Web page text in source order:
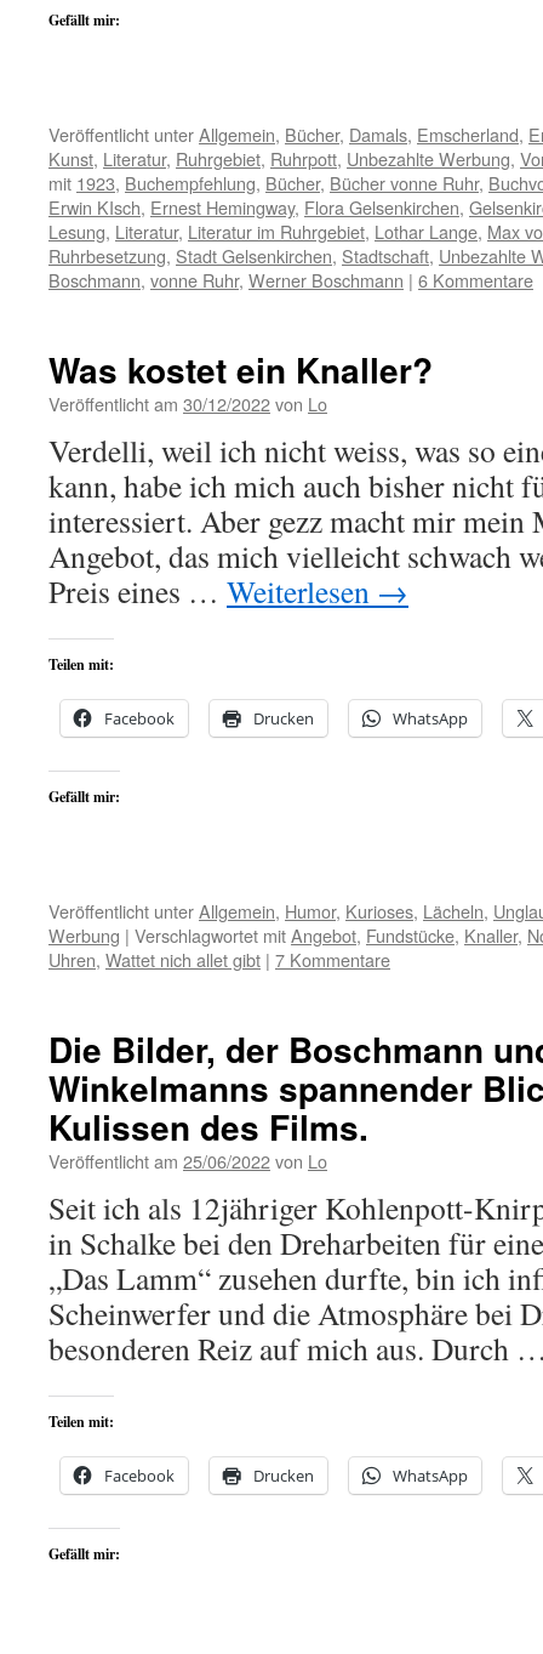
Gefällt mir:
Veröffentlicht unterAllgemein, Bücher, Damals, Emscherland,
Kunst, Literatur, Ruhrgebiet, Ruhrpott, Unbezahlte Werbung,
mit 1923, Buchempfehlung, Bücher, Bücher vonne Ruhr,
Erwin KIsch, Ernest Hemingway, Flora Gelsenkirchen,
Lesung, Literatur, Literatur im Ruhrgebiet, Lothar Lange, Max
Ruhrbesetzung, Stadt Gelsenkirchen, Stadtschaft, Unbezahlte
Boschmann, vonne Ruhr, Werner Boschmann | 6 Kommentare
Was kostet ein Knaller?
Veröffentlicht am 30/12/2022von Lo
Verdelli, weil ich nicht weiss, was so
kann, habe ich mich auch bisher nicht
interessiert. Aber gezz macht mir
Angebot, das mich vielleicht schwach
Preis eines … Weiterlesen →
Teilen mit:
Facebook Drucken WhatsApp
Gefällt mir:
Veröffentlicht unterAllgemein, Humor, Kurioses, Lächeln,
Werbung | Verschlagwortet mitAngebot, Fundstücke, Knaller,
Uhren, Wattet nich allet gibt | 7 Kommentare
Die Bilder, der Boschmann
Winkelmanns spannender
Kulissen des Films.
Veröffentlicht am 25/06/2022von Lo
Seit ich als 12jähriger Kohlenpott-
in Schalke bei den Dreharbeiten für
„Das Lamm“ zusehen durfte, bin ich
Scheinwerfer und die Atmosphäre bei
besonderen Reiz auf mich aus. Durch
Teilen mit:
Facebook Drucken WhatsApp
Gefällt mir: